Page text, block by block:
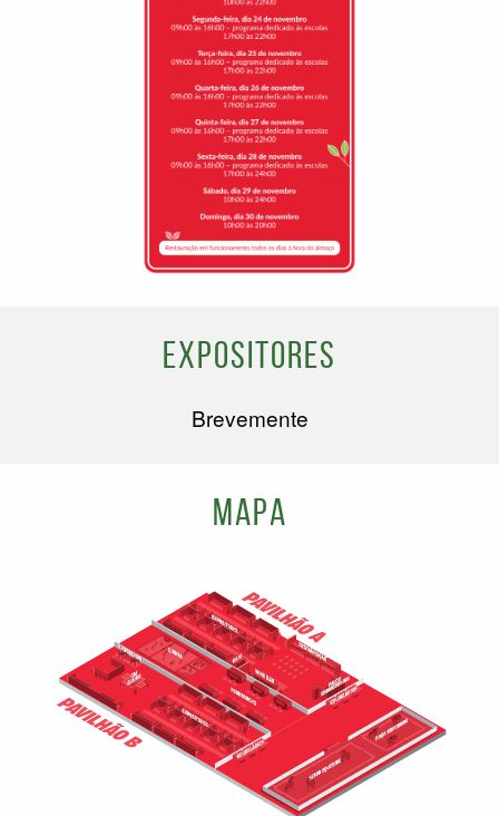
Expositores
Brevemente
Mapa